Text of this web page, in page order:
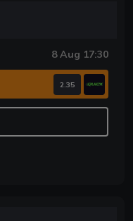
8 Aug 17:30
2.35